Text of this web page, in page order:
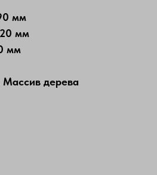
мм
мм
мм
дерева